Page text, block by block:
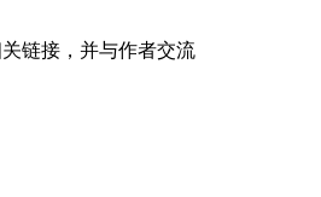
链接，并与作者交流